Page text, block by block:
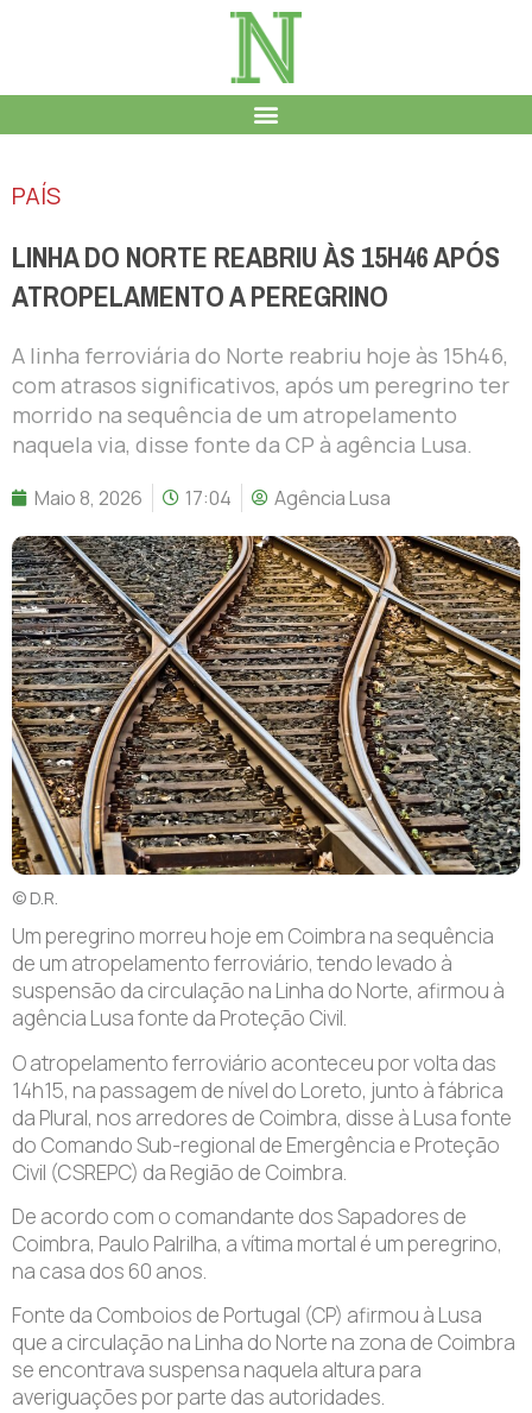
PAÍS
LINHA DO NORTE REABRIU ÀS 15H46 APÓS
ATROPELAMENTO A PEREGRINO
A linha ferroviária do Norte reabriu hoje às 15h46,
com atrasos significativos, após um peregrino ter
morrido na sequência de um atropelamento
naquela via, disse fonte da CP à agência Lusa.
Maio 8, 2026 17:04 Agência Lusa
© D.R.
Um peregrino morreu hoje em Coimbra na sequência
de um atropelamento ferroviário, tendo levado à
suspensão da circulação na Linha do Norte, afirmou à
agência Lusa fonte da Proteção Civil.
O atropelamento ferroviário aconteceu por volta das
14h15, na passagem de nível do Loreto, junto à fábrica
da Plural, nos arredores de Coimbra, disse à Lusa fonte
do Comando Sub-regional de Emergência e Proteção
Civil (CSREPC) da Região de Coimbra.
De acordo com o comandante dos Sapadores de
Coimbra, Paulo Palrilha, a vítima mortal é um peregrino,
na casa dos 60 anos.
Fonte da Comboios de Portugal (CP) afirmou à Lusa
que a circulação na Linha do Norte na zona de Coimbra
se encontrava suspensa naquela altura para
averiguações por parte das autoridades.